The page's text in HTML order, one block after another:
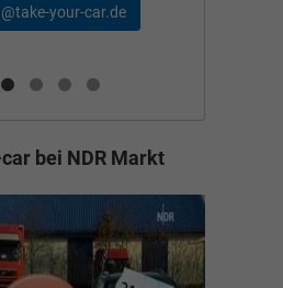
your-car.de
bei NDR Markt